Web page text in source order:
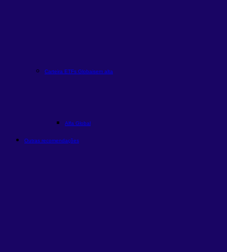
Carteira ETFs Globaisem alta
Alfa Global
Outras recomendações